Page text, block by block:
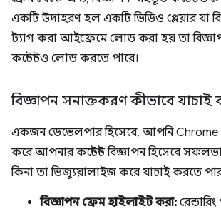
একটি উদাহরণ হল একটি ভিডিও প্লেয়ার যা
ট্যাগ করা আইফ্রেমে লোড করা হয় তা
কন্টেন্টও লোড করতে পারে।
বিজ্ঞাপন সনাক্তকরণ কীভাবে যাচাই
একজন ডেভেলপার হিসেবে, আপনি Chrome
করে আপনার কন্টেন্ট বিজ্ঞাপন হিসেবে
কিনা তা ভিজ্যুয়ালাইজ করে যাচাই করতে
বিজ্ঞাপন ফ্রেম হাইলাইট করা: